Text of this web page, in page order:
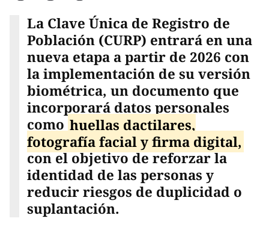
La Clave Única de Registro de
Población (CURP) entrará en una
nueva etapa a partir de 2026 con
la implementación de su versión
biométrica, un documento que
incorporará datos personales
como huellas dactilares,
fotografía facial y firma digital,
con el objetivo de reforzar la
identidad de las personas y
reducir riesgos de duplicidad o
suplantación.